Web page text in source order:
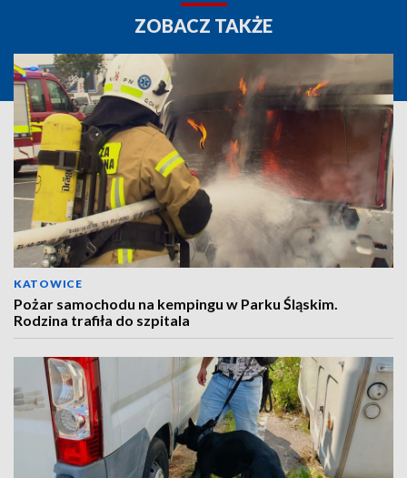
ZOBACZ TAKŻE
KATOWICE
Pożar samochodu na kempingu w Parku Śląskim.
Rodzina trafiła do szpitala